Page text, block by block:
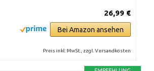
26,99 €
Bei Amazon ansehen
Preis inkl. MwSt., zzgl. Versandkosten